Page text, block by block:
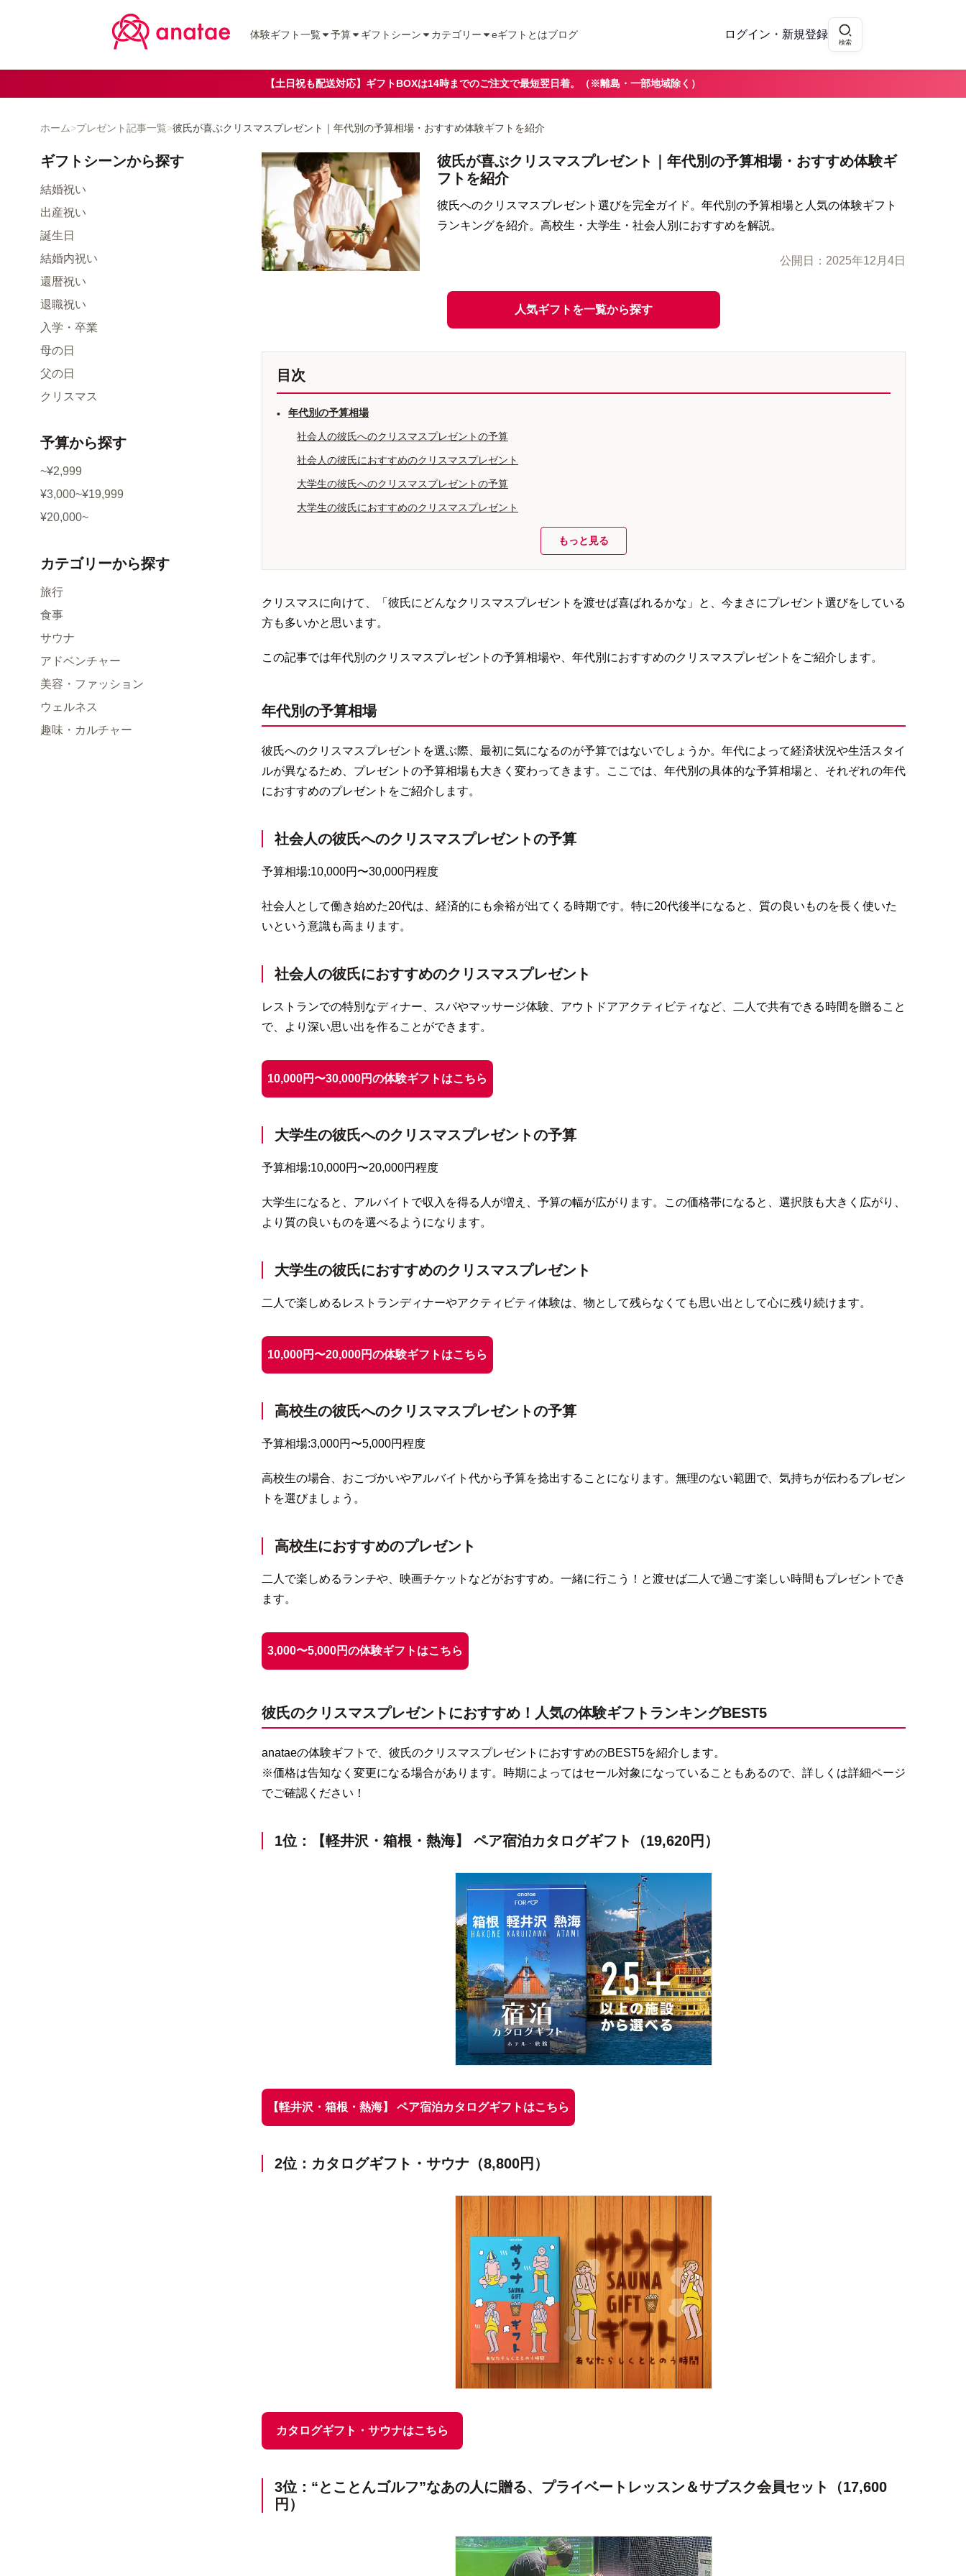
体験ギフト一覧 予算 ギフトシーン カテゴリー eギフトとはブログ ログイン・新規登録
検索
【土日祝も配送対応】ギフトBOXは14時までのご注文で最短翌日着。（※離島・一部地域除く）
ホーム>プレゼント記事一覧>彼氏が喜ぶクリスマスプレゼント｜年代別の予算相場・おすすめ体験ギフトを紹介
ギフトシーンから探す
結婚祝い
出産祝い
誕生日
結婚内祝い
還暦祝い
退職祝い
入学・卒業
母の日
父の日
クリスマス
予算から探す
~¥2,999
¥3,000~¥19,999
¥20,000~
カテゴリーから探す
旅行
食事
サウナ
アドベンチャー
美容・ファッション
ウェルネス
趣味・カルチャー
彼氏が喜ぶクリスマスプレゼント｜年代別の予算相場・おすすめ体験ギ
フトを紹介
彼氏へのクリスマスプレゼント選びを完全ガイド。年代別の予算相場と人気の体験ギフト
ランキングを紹介。高校生・大学生・社会人別におすすめを解説。
公開日： 2025年12月4日
人気ギフトを一覧から探す
目次
• 年代別の予算相場
社会人の彼氏へのクリスマスプレゼントの予算
社会人の彼氏におすすめのクリスマスプレゼント
大学生の彼氏へのクリスマスプレゼントの予算
大学生の彼氏におすすめのクリスマスプレゼント
もっと見る
クリスマスに向けて、「彼氏にどんなクリスマスプレゼントを渡せば喜ばれるかな」と、今まさにプレゼント選びをしている
方も多いかと思います。
この記事では年代別のクリスマスプレゼントの予算相場や、年代別におすすめのクリスマスプレゼントをご紹介します。
年代別の予算相場
彼氏へのクリスマスプレゼントを選ぶ際、最初に気になるのが予算ではないでしょうか。年代によって経済状況や生活スタイ
ルが異なるため、プレゼントの予算相場も大きく変わってきます。ここでは、年代別の具体的な予算相場と、それぞれの年代
におすすめのプレゼントをご紹介します。
社会人の彼氏へのクリスマスプレゼントの予算
予算相場:10,000円〜30,000円程度
社会人として働き始めた20代は、経済的にも余裕が出てくる時期です。特に20代後半になると、質の良いものを長く使いた
いという意識も高まります。
社会人の彼氏におすすめのクリスマスプレゼント
レストランでの特別なディナー、スパやマッサージ体験、アウトドアアクティビティなど、二人で共有できる時間を贈ること
で、より深い思い出を作ることができます。
10,000円〜30,000円の体験ギフトはこちら
大学生の彼氏へのクリスマスプレゼントの予算
予算相場:10,000円〜20,000円程度
大学生になると、アルバイトで収入を得る人が増え、予算の幅が広がります。この価格帯になると、選択肢も大きく広がり、
より質の良いものを選べるようになります。
大学生の彼氏におすすめのクリスマスプレゼント
二人で楽しめるレストランディナーやアクティビティ体験は、物として残らなくても思い出として心に残り続けます。
10,000円〜20,000円の体験ギフトはこちら
高校生の彼氏へのクリスマスプレゼントの予算
予算相場:3,000円〜5,000円程度
高校生の場合、おこづかいやアルバイト代から予算を捻出することになります。無理のない範囲で、気持ちが伝わるプレゼン
トを選びましょう。
高校生におすすめのプレゼント
二人で楽しめるランチや、映画チケットなどがおすすめ。一緒に行こう！と渡せば二人で過ごす楽しい時間もプレゼントでき
ます。
3,000〜5,000円の体験ギフトはこちら
彼氏のクリスマスプレゼントにおすすめ！人気の体験ギフトランキングBEST5
anataeの体験ギフトで、彼氏のクリスマスプレゼントにおすすめのBEST5を紹介します。
※価格は告知なく変更になる場合があります。時期によってはセール対象になっていることもあるので、詳しくは詳細ページ
でご確認ください！
1位：【軽井沢・箱根・熱海】 ペア宿泊カタログギフト（19,620円）
【軽井沢・箱根・熱海】 ペア宿泊カタログギフトはこちら
2位：カタログギフト・サウナ（8,800円）
カタログギフト・サウナはこちら
3位：“とことんゴルフ”なあの人に贈る、プライベートレッスン＆サブスク会員セット（17,600​
円）